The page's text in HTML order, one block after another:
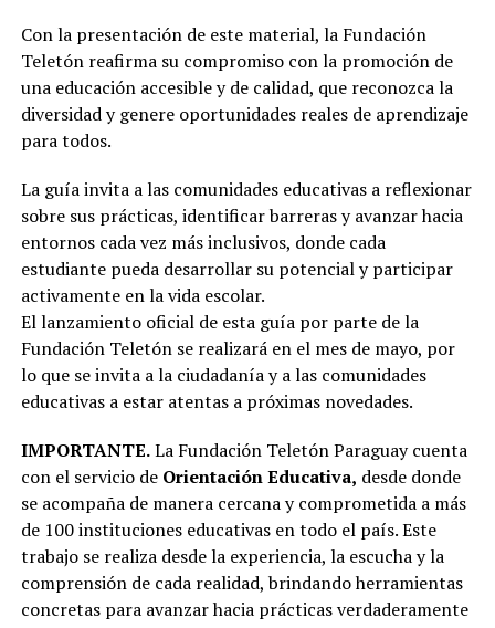
Con la presentación de este material, la Fundación
Teletón reafirma su compromiso con la promoción de
una educación accesible y de calidad, que reconozca la
diversidad y genere oportunidades reales de aprendizaje
para todos.
La guía invita a las comunidades educativas a reflexionar
sobre sus prácticas, identificar barreras y avanzar hacia
entornos cada vez más inclusivos, donde cada
estudiante pueda desarrollar su potencial y participar
activamente en la vida escolar.
El lanzamiento oficial de esta guía por parte de la
Fundación Teletón se realizará en el mes de mayo, por
lo que se invita a la ciudadanía y a las comunidades
educativas a estar atentas a próximas novedades.
IMPORTANTE.La Fundación Teletón Paraguay cuenta
con el servicio de Orientación Educativa, desde donde
se acompaña de manera cercana y comprometida a más
de 100 instituciones educativas en todo el país. Este
trabajo se realiza desde la experiencia, la escucha y la
comprensión de cada realidad, brindando herramientas
concretas para avanzar hacia prácticas verdaderamente